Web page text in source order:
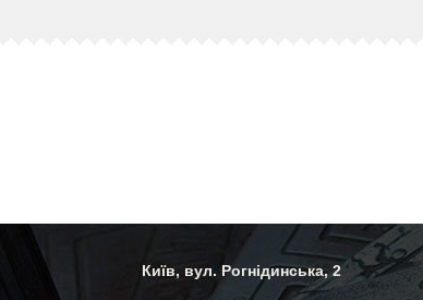
Київ, вул. Рогнідинська, 2